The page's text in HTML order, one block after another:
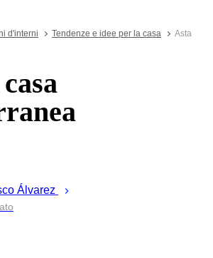
d'interni Tendenze e idee per la casa
Asta
Álvarez